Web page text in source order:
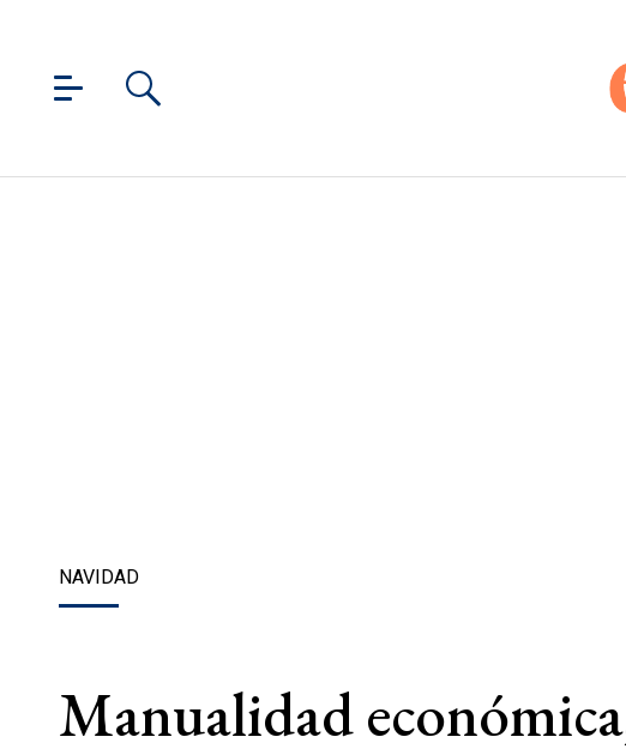
NAVIDAD
Manualidad